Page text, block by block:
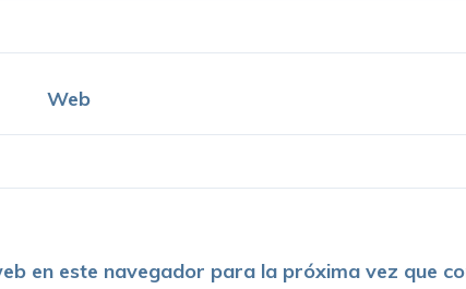
Web
en este navegador para la próxima vez que